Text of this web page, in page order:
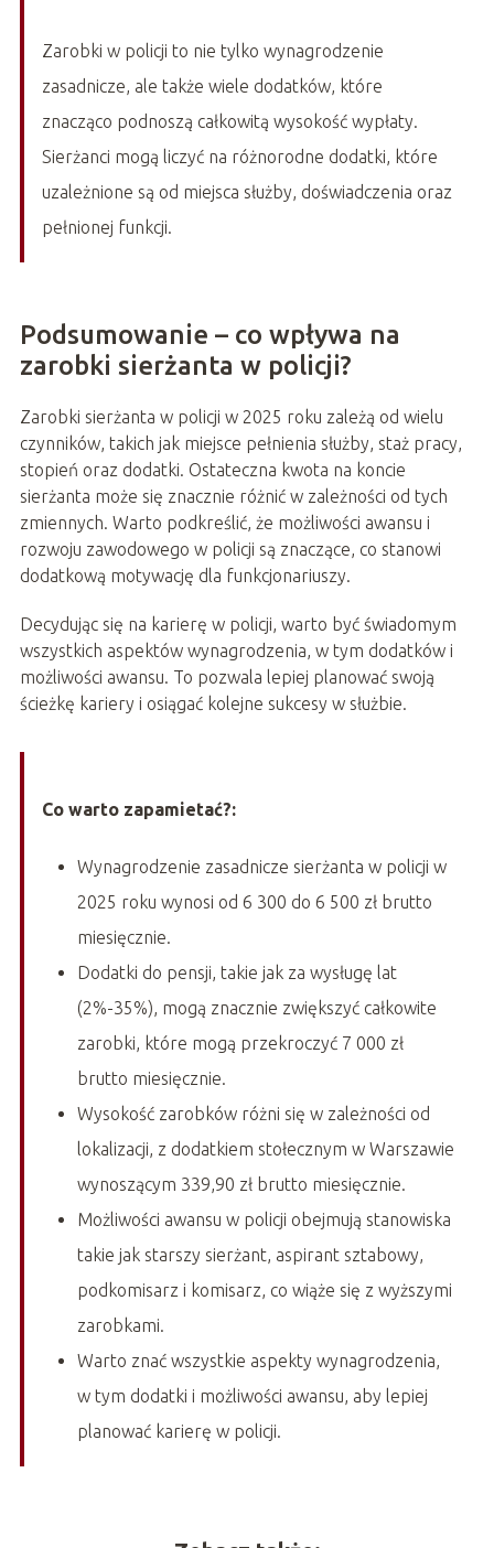
Zarobki w policji to nie tylko wynagrodzenie
zasadnicze, ale także wiele dodatków, które
znacząco podnoszą całkowitą wysokość wypłaty.
Sierżanci mogą liczyć na różnorodne dodatki, które
uzależnione są od miejsca służby, doświadczenia oraz
pełnionej funkcji.
Podsumowanie – co wpływa na
zarobki sierżanta w policji?
Zarobki sierżanta w policji w 2025 roku zależą od wielu
czynników, takich jak miejsce pełnienia służby, staż pracy,
stopień oraz dodatki. Ostateczna kwota na koncie
sierżanta może się znacznie różnić w zależności od tych
zmiennych. Warto podkreślić, że możliwości awansu i
rozwoju zawodowego w policji są znaczące, co stanowi
dodatkową motywację dla funkcjonariuszy.
Decydując się na karierę w policji, warto być świadomym
wszystkich aspektów wynagrodzenia, w tym dodatków i
możliwości awansu. To pozwala lepiej planować swoją
ścieżkę kariery i osiągać kolejne sukcesy w służbie.
Co warto zapamietać?:
Wynagrodzenie zasadnicze sierżanta w policji w
2025 roku wynosi od 6 300 do 6 500 zł brutto
miesięcznie.
Dodatki do pensji, takie jak za wysługę lat
(2%-35%), mogą znacznie zwiększyć całkowite
zarobki, które mogą przekroczyć 7 000 zł
brutto miesięcznie.
Wysokość zarobków różni się w zależności od
lokalizacji, z dodatkiem stołecznym w Warszawie
wynoszącym 339,90 zł brutto miesięcznie.
Możliwości awansu w policji obejmują stanowiska
takie jak starszy sierżant, aspirant sztabowy,
podkomisarz i komisarz, co wiąże się z wyższymi
zarobkami.
Warto znać wszystkie aspekty wynagrodzenia,
w tym dodatki i możliwości awansu, aby lepiej
planować karierę w policji.